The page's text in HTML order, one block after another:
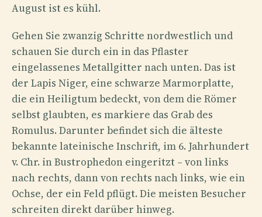
August ist es kühl.
Gehen Sie zwanzig Schritte nordwestlich und
schauen Sie durch ein in das Pflaster
eingelassenes Metallgitter nach unten. Das ist
der Lapis Niger, eine schwarze Marmorplatte,
die ein Heiligtum bedeckt, von dem die Römer
selbst glaubten, es markiere das Grab des
Romulus. Darunter befindet sich die älteste
bekannte lateinische Inschrift, im 6. Jahrhundert
v. Chr. in Bustrophedon eingeritzt – von links
nach rechts, dann von rechts nach links, wie ein
Ochse, der ein Feld pflügt. Die meisten Besucher
schreiten direkt darüber hinweg.